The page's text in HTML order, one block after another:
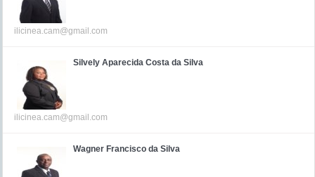
ilicinea.cam@gmail.com
Silvely Aparecida Costa da Silva
ilicinea.cam@gmail.com
Wagner Francisco da Silva